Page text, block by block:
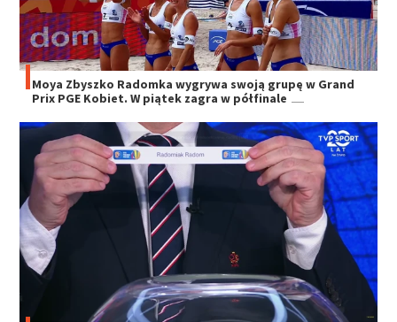
Moya Zbyszko Radomka wygrywa swoją grupę w Grand
Prix PGE Kobiet. W piątek zagra w półfinale